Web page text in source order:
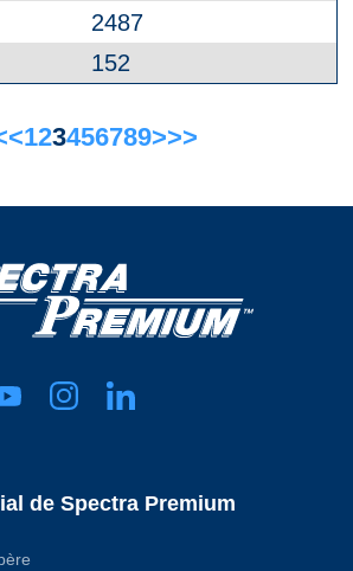
2487
152
<123456789>>>
de Spectra Premium